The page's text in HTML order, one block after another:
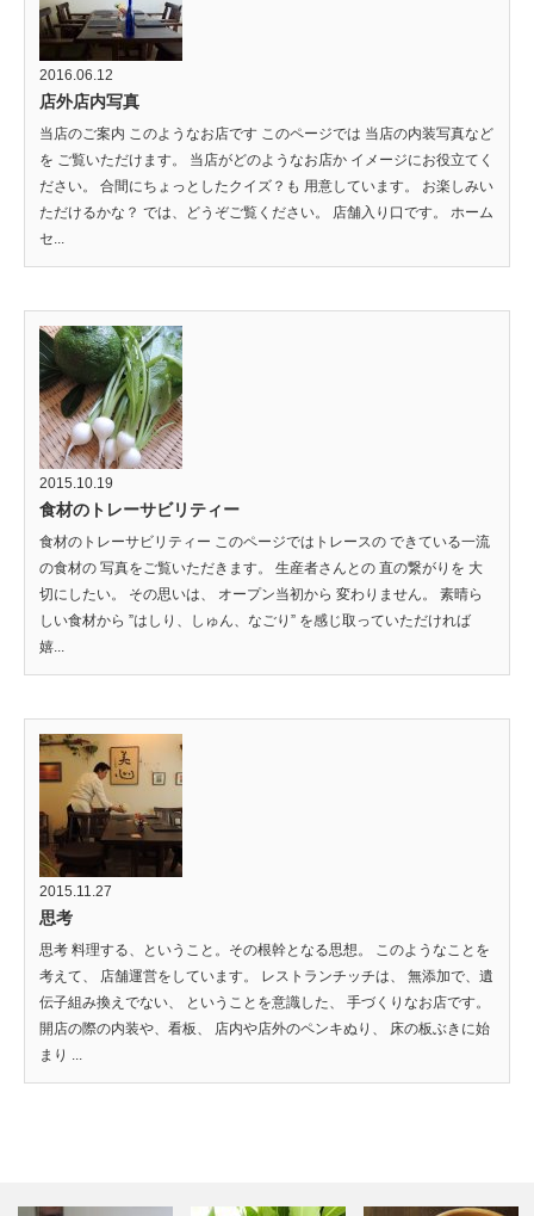
2016.06.12
店外店内写真
当店のご案内 このようなお店です このページでは 当店の内装写真など
を ご覧いただけます。 当店がどのようなお店か イメージにお役立てく
ださい。 合間にちょっとしたクイズ？も 用意しています。 お楽しみい
ただけるかな？ では、どうぞご覧ください。 店舗入り口です。 ホーム
セ...
2015.10.19
食材のトレーサビリティー
食材のトレーサビリティー このページではトレースの できている一流
の食材の 写真をご覧いただきます。 生産者さんとの 直の繋がりを 大
切にしたい。 その思いは、 オープン当初から 変わりません。 素晴ら
しい食材から ”はしり、しゅん、なごり” を感じ取っていただければ
嬉...
2015.11.27
思考
思考 料理する、ということ。その根幹となる思想。 このようなことを
考えて、 店舗運営をしています。 レストランチッチは、 無添加で、遺
伝子組み換えでない、 ということを意識した、 手づくりなお店です。
開店の際の内装や、看板、 店内や店外のペンキぬり、 床の板ぶきに始
まり ...